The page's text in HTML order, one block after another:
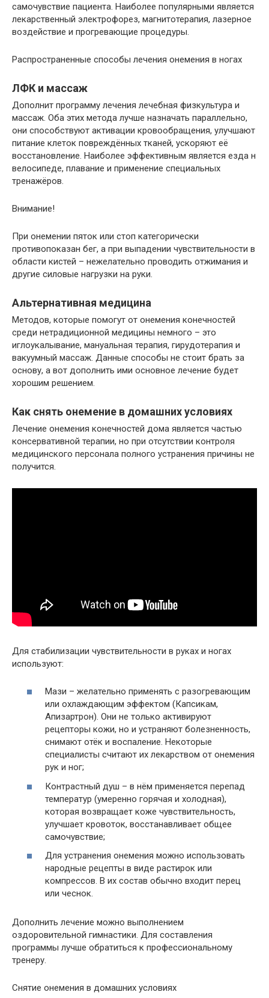
самочувствие пациента. Наиболее популярными является
лекарственный электрофорез, магнитотерапия, лазерное
воздействие и прогревающие процедуры.
Распространенные способы лечения онемения в ногах
ЛФК и массаж
Дополнит программу лечения лечебная физкультура и
массаж. Оба этих метода лучше назначать параллельно,
они способствуют активации кровообращения, улучшают
питание клеток повреждённых тканей, ускоряют её
восстановление. Наиболее эффективным является езда н
велосипеде, плавание и применение специальных
тренажёров.
Внимание!
При онемении пяток или стоп категорически
противопоказан бег, а при выпадении чувствительности в
области кистей – нежелательно проводить отжимания и
другие силовые нагрузки на руки.
Альтернативная медицина
Методов, которые помогут от онемения конечностей
среди нетрадиционной медицины немного – это
иглоукалывание, мануальная терапия, гирудотерапия и
вакуумный массаж. Данные способы не стоит брать за
основу, а вот дополнить ими основное лечение будет
хорошим решением.
Как снять онемение в домашних условиях
Лечение онемения конечностей дома является частью
консервативной терапии, но при отсутствии контроля
медицинского персонала полного устранения причины не
получится.
Для стабилизации чувствительности в руках и ногах
используют:
Мази – желательно применять с разогревающим
или охлаждающим эффектом (Капсикам,
Апизартрон). Они не только активируют
рецепторы кожи, но и устраняют болезненность,
снимают отёк и воспаление. Некоторые
специалисты считают их лекарством от онемения
рук и ног;
Контрастный душ – в нём применяется перепад
температур (умеренно горячая и холодная),
которая возвращает коже чувствительность,
улучшает кровоток, восстанавливает общее
самочувствие;
Для устранения онемения можно использовать
народные рецепты в виде растирок или
компрессов. В их состав обычно входит перец
или чеснок.
Дополнить лечение можно выполнением
оздоровительной гимнастики. Для составления
программы лучше обратиться к профессиональному
тренеру.
Снятие онемения в домашних условиях